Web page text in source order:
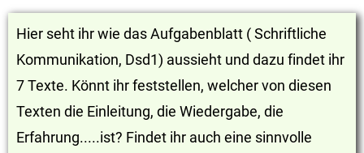
Hier seht ihr wie das Aufgabenblatt ( Schriftliche
Kommunikation, Dsd1) aussieht und dazu findet ihr
7 Texte. Könnt ihr feststellen, welcher von diesen
Texten die Einleitung, die Wiedergabe, die
Erfahrung.....ist? Findet ihr auch eine sinnvolle